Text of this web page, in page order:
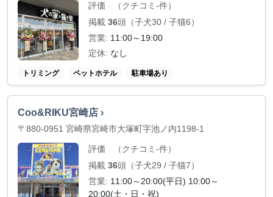
評価 -
（クチコミ-件）
掲載 36頭（子犬30 / 子猫6）
営業: 11:00～19:00
定休: なし
トリミング ペットホテル 駐車場あり
Coo&RIKU宮崎店 ›
〒880-0951 宮崎県宮崎市大塚町字池ノ内1198-1
評価 -
（クチコミ-件）
掲載 36頭（子犬29 / 子猫7）
営業: 11:00～20:00(平日) 10:00～
20:00(土・日・祝)